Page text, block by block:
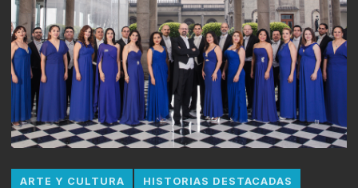
ARTE Y CULTURA HISTORIAS DESTACADAS